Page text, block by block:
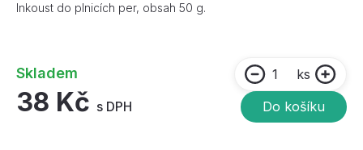
Inkoust do plnicích per, obsah 50 g.
Skladem
38 Kč s DPH
ks
Do košíku